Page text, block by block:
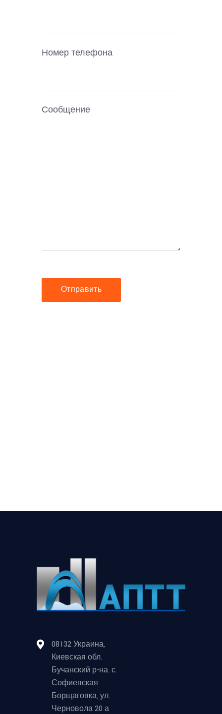
Номер телефона
Сообщение
Отправить
08132 Украина,
Киевская обл.
Бучанский р-на. с.
Софиевская
Борщаговка, ул.
Черновола 20 а